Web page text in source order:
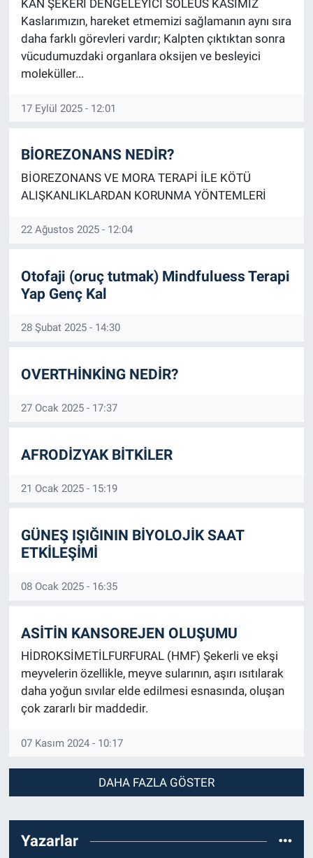
KAN ŞEKERİ DENGELEYİCİ SOLEUS KASIMIZ
Kaslarımızın, hareket etmemizi sağlamanın aynı sıra
daha farklı görevleri vardır; Kalpten çıktıktan sonra
vücudumuzdaki organlara oksijen ve besleyici
moleküller...
17 Eylül 2025 - 12:01
BİOREZONANS NEDİR?
BİOREZONANS VE MORA TERAPİ İLE KÖTÜ
ALIŞKANLIKLARDAN KORUNMA YÖNTEMLERİ
22 Ağustos 2025 - 12:04
Otofaji (oruç tutmak) Mindfuluess Terapi
Yap Genç Kal
28 Şubat 2025 - 14:30
OVERTHİNKİNG NEDİR?
27 Ocak 2025 - 17:37
AFRODİZYAK BİTKİLER
21 Ocak 2025 - 15:19
GÜNEŞ IŞIĞININ BİYOLOJİK SAAT
ETKİLEŞİMİ
08 Ocak 2025 - 16:35
ASİTİN KANSOREJEN OLUŞUMU
HİDROKSİMETİLFURFURAL (HMF) Şekerli ve ekşi
meyvelerin özellikle, meyve sularının, aşırı ısıtılarak
daha yoğun sıvılar elde edilmesi esnasında, oluşan
çok zararlı bir maddedir.
07 Kasım 2024 - 10:17
DAHA FAZLA GÖSTER
Yazarlar